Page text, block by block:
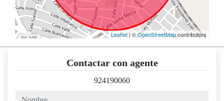
Leaflet | ©OpenStreetMapcontributors
Contactar con agente
924190060
nombre